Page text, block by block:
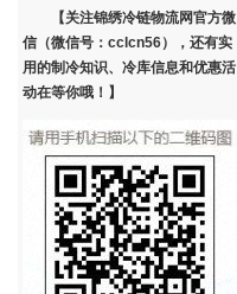
【关注锦绣冷链物流网官方微
信（微信号：cclcn56），还有实
用的制冷知识、冷库信息和优惠活
动在等你哦！】